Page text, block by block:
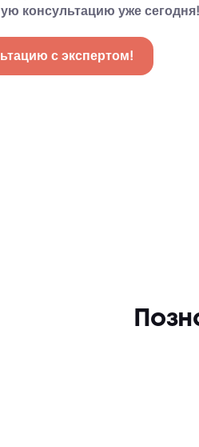
консультацию уже сегодня!
с экспертом!